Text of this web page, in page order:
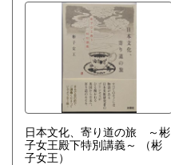
日本文化、寄り道の旅 ～彬
子女王殿下特別講義～
（彬
子女王）